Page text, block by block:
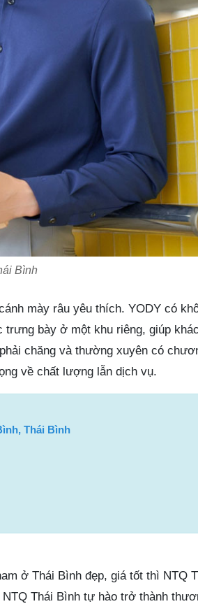
Bình
mày râu yêu thích. YODY có
bày ở một khu riêng, giúp
chăng và thường xuyên có
về chất lượng lẫn dịch vụ.
Thái Bình
ở Thái Bình đẹp, giá tốt thì NTQ
Thái Bình tự hào trở thành